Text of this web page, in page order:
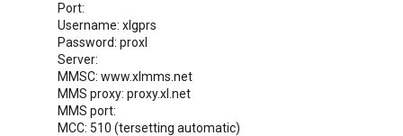
Port:
Username: xlgprs
Password: proxl
Server:
MMSC: www.xlmms.net
MMS proxy: proxy.xl.net
MMS port:
MCC: 510 (tersetting automatic)